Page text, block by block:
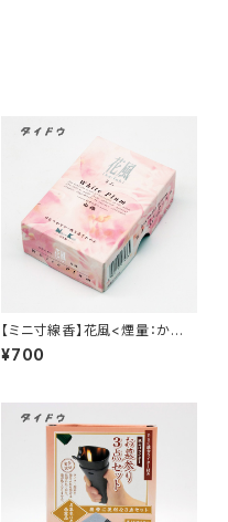
【ミニ寸線香】花風<煙量：かなり
少ない 白梅の香り 家庭用
バラ詰め 『御霊前・お彼岸・お
¥700